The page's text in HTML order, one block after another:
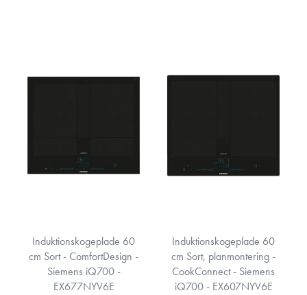
Induktionskogeplade 60
cm Sort - ComfortDesign -
Siemens iQ700 -
EX677NYV6E
Induktionskogeplade 60
cm Sort, planmontering -
CookConnect - Siemens
iQ700 - EX607NYV6E